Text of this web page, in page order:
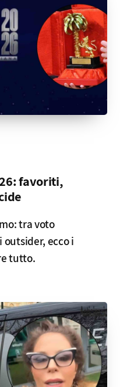
favoriti,
tra voto
ecco i
tutto.